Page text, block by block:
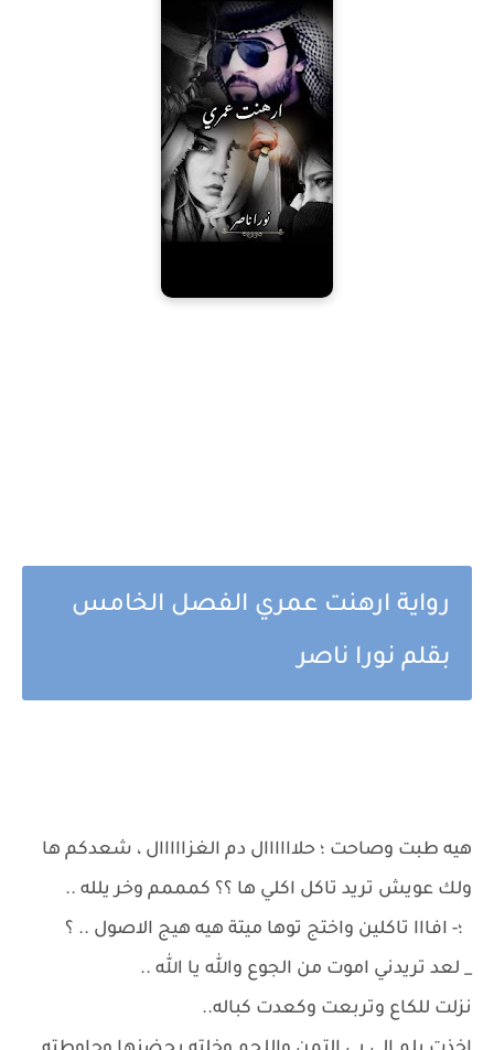
رواية ارهنت عمري الفصل الخامس
بقلم نورا ناصر
هيه طبت وصاحت ؛ حلاااااال دم الغزااااال ، شعدكم ها
ولك عويش تريد تاكل اكلي ها ؟؟ كمممم وخر يلله ..
؛- افااا تاكلين واختج توها ميتة هيه هيج الاصول .. ؟
_ لعد تريدني اموت من الجوع والله يا الله ..
نزلت للكاع وتربعت وكعدت كباله..